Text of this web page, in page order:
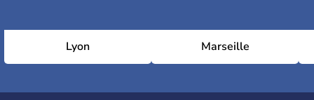
Lyon Marseille